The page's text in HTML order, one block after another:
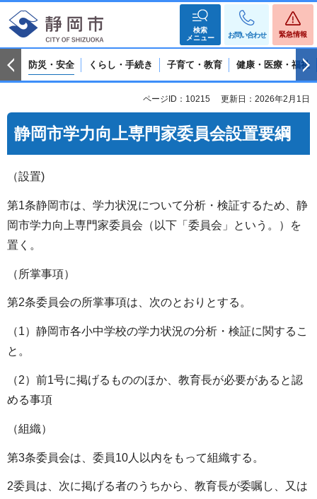
検索
メニュー
お問い合わせ 緊急情報
防災・安全 くらし・手続き 子育て・教育 健康・医療・福祉
ページID：10215 更新日：2026年2月1日
静岡市学力向上専門家委員会設置要綱
（設置)
第1条静岡市は、学力状況について分析・検証するため、静
岡市学力向上専門家委員会（以下「委員会」という。）を
置く。
（所掌事項）
第2条委員会の所掌事項は、次のとおりとする。
（1）静岡市各小中学校の学力状況の分析・検証に関するこ
と。
（2）前1号に掲げるもののほか、教育長が必要があると認
める事項
（組織）
第3条委員会は、委員10人以内をもって組織する。
2委員は、次に掲げる者のうちから、教育長が委嘱し、又は